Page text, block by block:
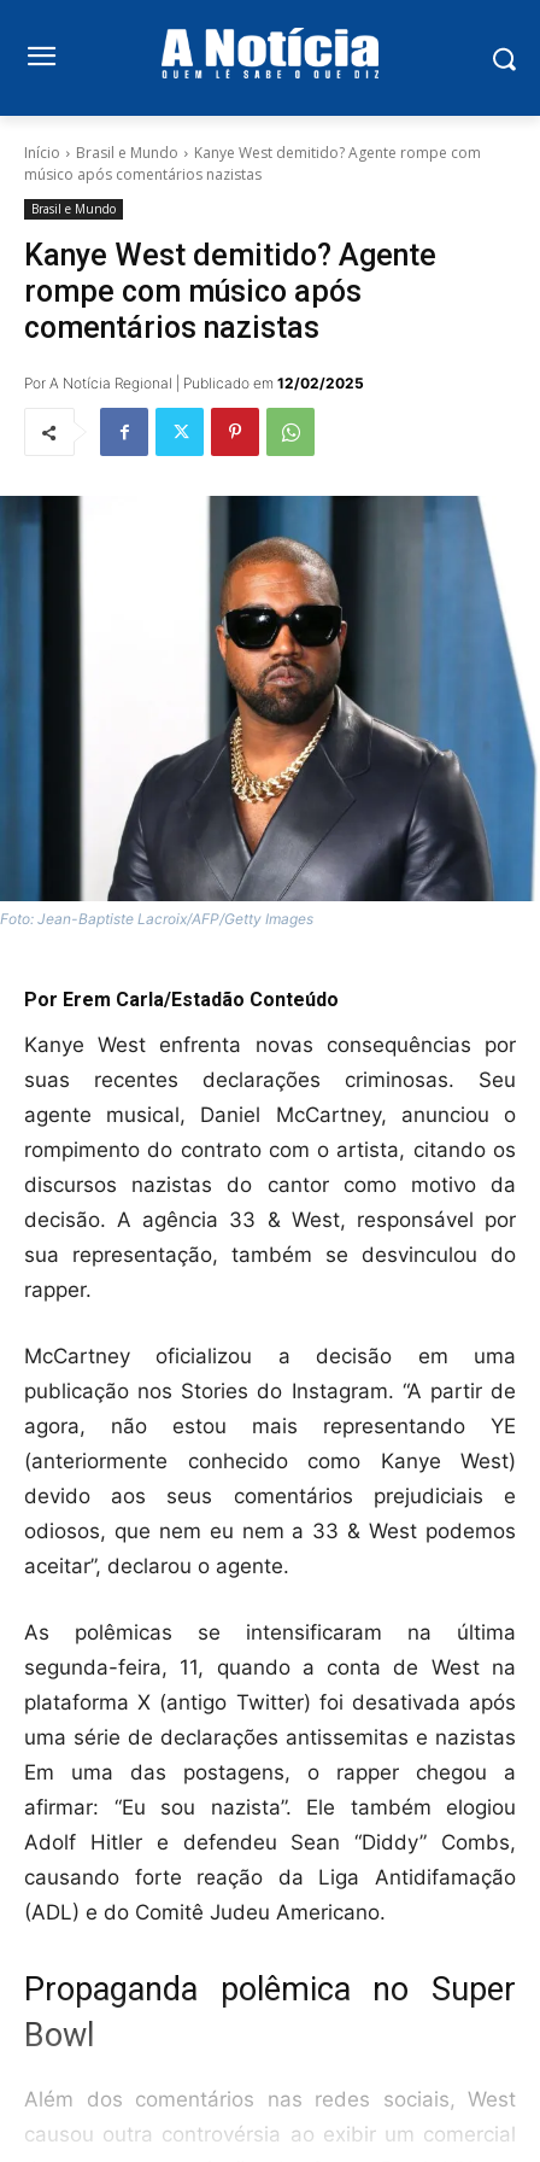
Início Brasil e Mundo
Kanye West demitido? Agente rompe com
músico após comentários nazistas
Brasil e Mundo
Kanye West demitido? Agente
rompe com músico após
comentários nazistas
Por A Notícia Regional | Publicado em 12/02/2025
Foto: Jean-Baptiste Lacroix/AFP/Getty Images
Por Erem Carla/Estadão Conteúdo
Kanye West enfrenta novas consequências por
suas recentes declarações criminosas. Seu
agente musical, Daniel McCartney, anunciou o
rompimento do contrato com o artista, citando os
discursos nazistas do cantor como motivo da
decisão. A agência 33 & West, responsável por
sua representação, também se desvinculou do
rapper.
McCartney oficializou a decisão em uma
publicação nos Stories do Instagram. “A partir de
agora, não estou mais representando YE
(anteriormente conhecido como Kanye West)
devido aos seus comentários prejudiciais e
odiosos, que nem eu nem a 33 & West podemos
aceitar”, declarou o agente.
As polêmicas se intensificaram na última
segunda-feira, 11, quando a conta de West na
plataforma X (antigo Twitter) foi desativada após
uma série de declarações antissemitas e nazistas
Em uma das postagens, o rapper chegou a
afirmar: “Eu sou nazista”. Ele também elogiou
Adolf Hitler e defendeu Sean “Diddy” Combs,
causando forte reação da Liga Antidifamação
(ADL) e do Comitê Judeu Americano.
Propaganda polêmica no Super
Bowl
Além dos comentários nas redes sociais, West
causou outra controvérsia ao exibir um comercial